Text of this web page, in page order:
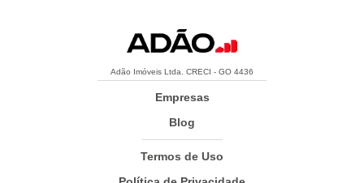
Adão Imóveis Ltda. CRECI - GO 4436
Empresas
Blog
Termos de Uso